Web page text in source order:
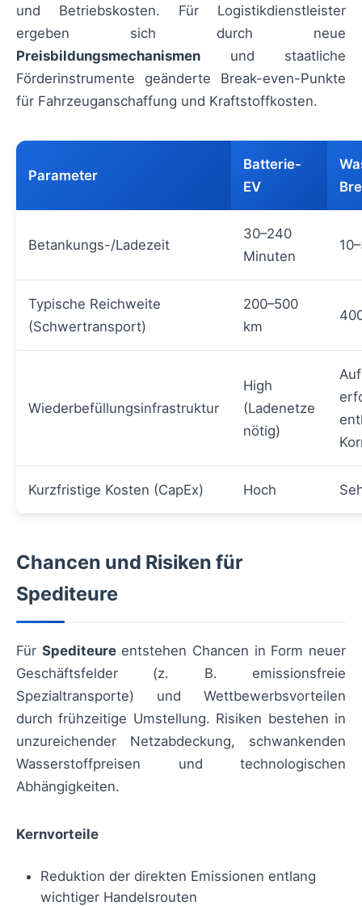
und Betriebskosten. Für Logistikdienstleister
ergeben sich durch neue
Preisbildungsmechanismen und staatliche
Förderinstrumente geänderte Break-even-Punkte
für Fahrzeuganschaffung und Kraftstoffkosten.
Parameter
Batterie-
EV
Betankungs-/Ladezeit
30–240
Minuten
Typische Reichweite
(Schwertransport)
200–500
km
Wiederbefüllungsinfrastruktur
High
(Ladenetze
nötig)
Kurzfristige Kosten (CapEx) Hoch
Chancen und Risiken für
Spediteure
Für Spediteureentstehen Chancen in Form neuer
Geschäftsfelder (z. B. emissionsfreie
Spezialtransporte) und Wettbewerbsvorteilen
durch frühzeitige Umstellung. Risiken bestehen in
unzureichender Netzabdeckung, schwankenden
Wasserstoffpreisen und technologischen
Abhängigkeiten.
Kernvorteile
Reduktion der direkten Emissionen entlang
wichtiger Handelsrouten